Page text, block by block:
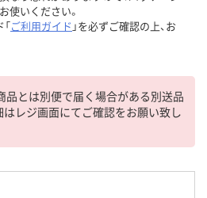
使いください。
ご利用ガイド 」を必ずご確認の上、お
品とは別便で届く場合がある別送品
はレジ画面にてご確認をお願い致し